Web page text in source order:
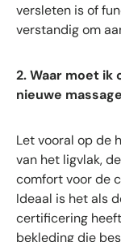
versleten is of
verstandig om
2. Waar moet ik
nieuwe
Let vooral op de
van het ligvlak,
comfort voor de
Ideaal is het als
certificering
bekleding die